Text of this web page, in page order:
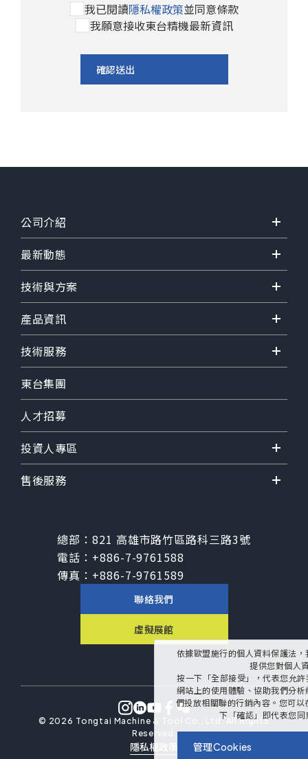
我已閱讀隱私權政策並同意條款
我願意接收東台精機最新資訊
確認送出
公司介紹
最新動態
技術與方案
產品資訊
技術服務
東台集團
人才招募
投資人專區
售後服務
總部： 821 高雄市路竹區路科三路3號
電話： +886-7-9761588
傳真： +886-7-9761589
聯絡我們
虛擬展館
© 2026 Tongtai Machine & Tool Co., Ltd.
All Rights
Reserved.
隱私權政策
依據歐盟施行的個人資料保護法
提供您對個人
按一下「全部接受」，代表您允
網站上的使用體驗、協助我們分
們投放相關聯的行銷內容。您可
下「確認」即代表您
管理Cookies